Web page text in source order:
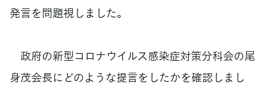
発言を問題視しました。
政府の新型コロナウイルス感染症対策分科会の尾
身茂会長にどのような提言をしたかを確認しまし